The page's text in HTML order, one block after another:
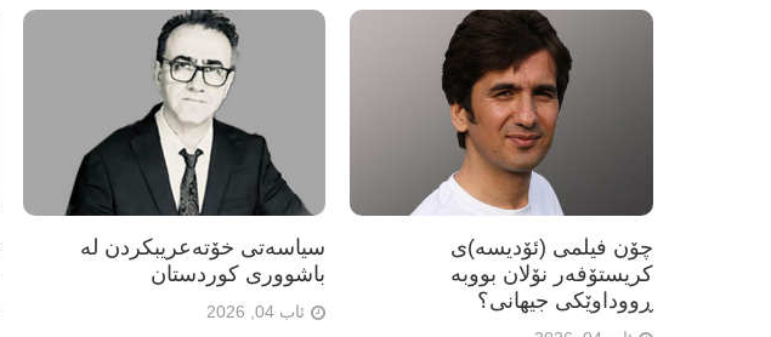
سیاسەتی خۆتەعریبکردن لە
باشووری کوردستان
ئاب 04, 2026
چۆن فیلمی (ئۆدیسە)ی
کریستۆفەر نۆلان بووبە
ڕووداوێکی جیهانی؟